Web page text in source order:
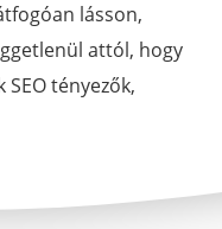
lásson,
attól, hogy
tényezők,